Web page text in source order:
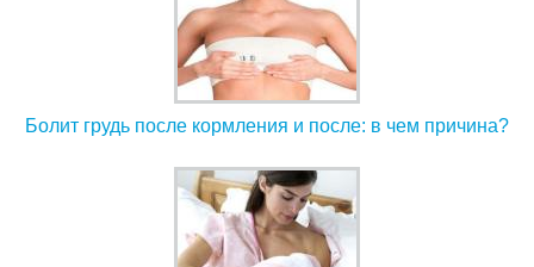
Болит грудь после кормления и после: в чем причина?